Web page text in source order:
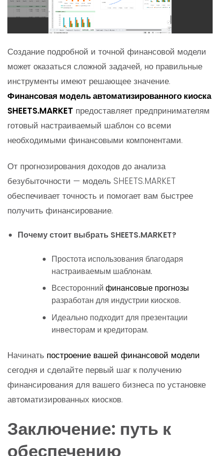
Создание подробной и точной финансовой модели
может оказаться сложной задачей, но правильные
инструменты имеют решающее значение.
Финансовая модель автоматизированного киоска
SHEETS.MARKET предоставляет предпринимателям
готовый настраиваемый шаблон со всеми
необходимыми финансовыми компонентами.
От прогнозирования доходов до анализа
безубыточности — модель SHEETS.MARKET
обеспечивает точность и помогает вам быстрее
получить финансирование.
Почему стоит выбрать SHEETS.MARKET?
Простота использования благодаря
настраиваемым шаблонам.
Всесторонний финансовые прогнозы
разработан для индустрии киосков.
Идеально подходит для презентации
инвесторам и кредиторам.
Начинать построение вашей финансовой модели
сегодня и сделайте первый шаг к получению
финансирования для вашего бизнеса по установке
автоматизированных киосков.
Заключение: путь к
обеспечению